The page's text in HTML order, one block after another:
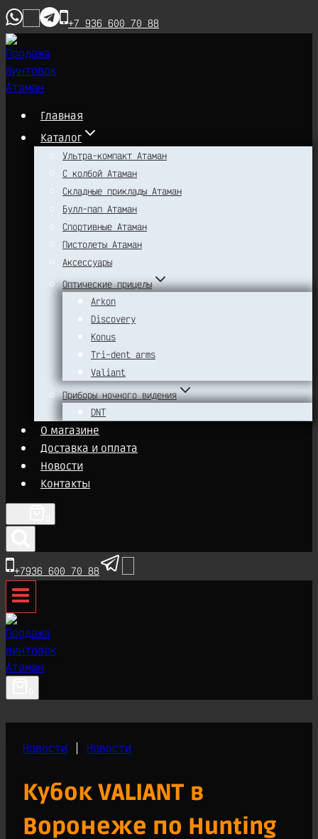
Перейти
к
содержимому
+7 936 600 70 88
Главная
Каталог
Ультра-компакт Атаман
С колбой Атаман
Складные приклады Атаман
Булл-пап Атаман
Спортивные Атаман
Пистолеты Атаман
Аксессуары
Оптические прицелы
Arkon
Discovery
Konus
Tri-dent arms
Valiant
Приборы ночного видения
DNT
О магазине
Доставка и оплата
Новости
Контакты
+7936 600 70 88
Новости Новости
Кубок VALIANT в
Воронеже по Hunting